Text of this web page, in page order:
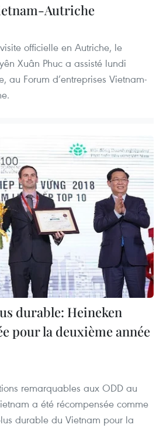
Autriche
officielle en Autriche, le
Xuân Phuc a assisté lundi
au Forum d’entreprises Vietnam-
durable: Heineken
pour la deuxième année
remarquables aux ODD au
a été récompensée comme
durable du Vietnam pour la